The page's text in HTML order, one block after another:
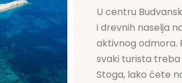
U centru
i drevnih naselja
aktivnog odmora.
svaki turista treba
Stoga, lako ćete